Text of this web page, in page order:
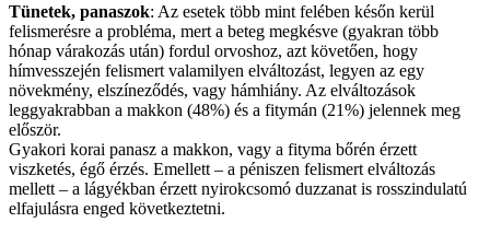
Tünetek, panaszok: Az esetek több mint felében későn kerül
felismerésre a probléma, mert a beteg megkésve (gyakran több
hónap várakozás után) fordul orvoshoz, azt követően, hogy
hímvesszején felismert valamilyen elváltozást, legyen az egy
növekmény, elszíneződés, vagy hámhiány. Az elváltozások
leggyakrabban a makkon (48%) és a fitymán (21%) jelennek meg
először.
Gyakori korai panasz a makkon, vagy a fityma bőrén érzett
viszketés, égő érzés. Emellett – a péniszen felismert elváltozás
mellett – a lágyékban érzett nyirokcsomó duzzanat is rosszindulatú
elfajulásra enged következtetni.